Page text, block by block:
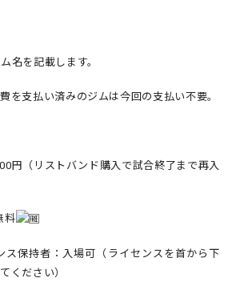
名を記載します。
を支払い済みのジムは今回の支払い不要。
円（リストバンド購入で試合終了まで再入
料
ス保持者：入場可（ライセンスを首から下
ください）